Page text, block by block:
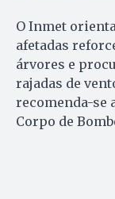
O Inmet
afetadas
árvores e
rajadas de
recomenda-se
Corpo de